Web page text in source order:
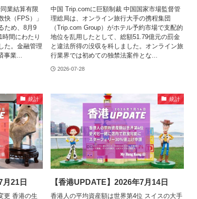
業結算有限
快（FPS）」
ため、8月9
間にわたり
た。金融管理
事業...
中国 Trip.comに巨額制裁 中国国家市場監督管
理総局は、オンライン旅行大手の携程集団
（Trip.com Group）がホテル予約市場で支配的
地位を乱用したとして、総額51.79億元の罰金
と違法所得の没収を科しました。オンライン旅
行業界では初めての独禁法案件とな...
2026-07-28
統計
月21日
更 香港の生
統計
【香港UPDATE】2026年7月14日
香港人の平均資産額は世界第4位 スイスの大手